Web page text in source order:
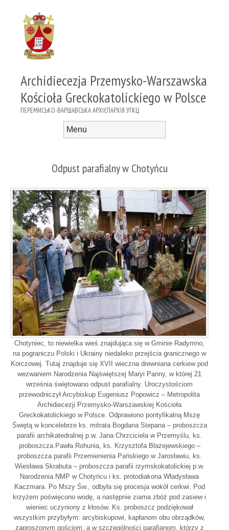
Archidiecezja Przemysko-Warszawska
Kościoła Greckokatolickiego w Polsce
ПЕРЕМИСЬКО-ВАРШАВСЬКА АРХІЄПАРХІЯ УГКЦ
Odpust parafialny w Chotyńcu
Chotyniec, to niewielka wieś znajdująca się w Gminie Radymno,
na pograniczu Polski i Ukrainy niedaleko przejścia granicznego w
Korczowej. Tutaj znajduje się XVII wieczna drewniana cerkiew pod
wezwaniem Narodzenia Najświętszej Maryi Panny, w której 21
września świętowano odpust parafialny. Uroczystościom
przewodniczył Arcybiskup Eugeniusz Popowicz – Metropolita
Archidiecezji Przemysko-Warszawskiej Kościoła
Greckokatolickiego w Polsce. Odprawiono pontyfikalną Mszę
Świętą w koncelebrze ks. mitrata Bogdana Stepana – proboszcza
parafii archikatedralnej p.w. Jana Chrzciciela w Przemyślu, ks.
proboszcza Pawła Rohunia, ks. Krzysztofa Błażejewskiego –
proboszcza parafii Przemienienia Pańskiego w Jarosławiu, ks.
Wiesława Skrabuta – proboszcza parafii rzymskokatolickiej p.w.
Narodzenia NMP w Chotyńcu i ks. protodiakona Władysława
Kaczmara. Po Mszy Św., odbyła się procesja wokół cerkwi. Pod
krzyżem poświęcono wodę, a następnie ziarna zbóż pod zasiew i
wieniec uczyniony z kłosów. Ks. proboszcz podziękował
wszystkim przybyłym: arcybiskupowi, kapłanom obu obrządków,
zaproszonym gościom, a w szczególności parafianom, którzy z